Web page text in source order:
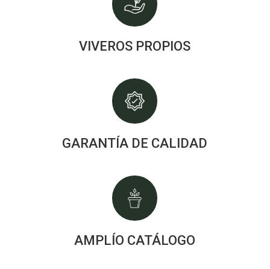
VIVEROS PROPIOS
GARANTÍA DE CALIDAD
AMPLÍO CATÁLOGO